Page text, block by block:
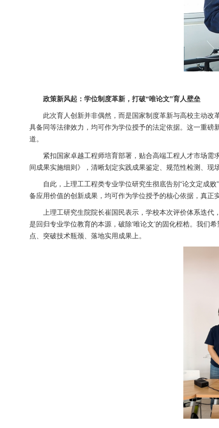
政策新风起：学位制度革新，打破“唯论文”育人壁垒
此次育人创新并非偶然，而是国家制度革新与高校主动
具备同等法律效力，均可作为学位授予的法定依据。这一重磅
道。
紧扣国家卓越工程师培育部署，贴合高端工程人才市场
间成果实施细则》，清晰划定实践成果鉴定、规范性检测、
自此，上理工工程类专业学位研究生彻底告别“论文定成
备应用价值的创新成果，均可作为学位授予的核心依据，真
上理工研究生院院长崔国民表示，学校本次评价体系迭
是回归专业学位教育的本源，破除‘唯论文’的固化桎梏。我
点、突破技术瓶颈、落地实用成果上。